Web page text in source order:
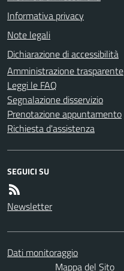
Informativa privacy
Note legali
Dichiarazione di accessibilità
Amministrazione trasparente
Leggi le FAQ
Segnalazione disservizio
Prenotazione appuntamento
Richiesta d'assistenza
SEGUICI SU
Newsletter
Dati monitoraggio
Mappa del Sito